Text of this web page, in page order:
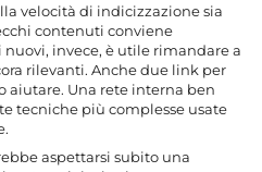
velocità di indicizzazione sia
contenuti conviene
invece, è utile rimandare a
rilevanti. Anche due link per
aiutare. Una rete interna ben
tecniche più complesse usate
aspettarsi subito una